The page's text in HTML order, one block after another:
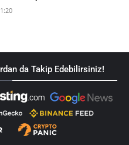
da Takip Edebilirsiniz!